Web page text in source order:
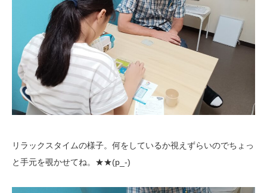
リラックスタイムの様子。何をしているか視えずらいのでちょっ
と手元を覗かせてね。★★(p_-)